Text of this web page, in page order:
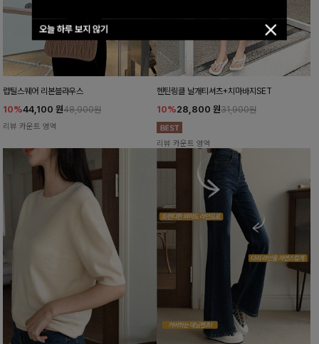
오늘 하루 보지 않기
럽틸스퀘어 리본블라우스
10%44,100 원48,900원
리뷰 카운트 영역
헨틴링클 날개티셔츠+치마바지SET
10%28,800 원31,900원
리뷰 카운트 영역